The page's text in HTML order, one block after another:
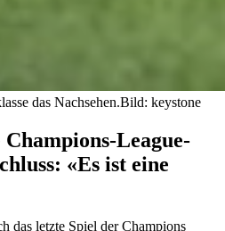
das Nachsehen.Bild: keystone
League-
«Es ist eine
das letzte Spiel der Champions